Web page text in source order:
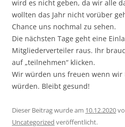
wird es nicht geben, da wir alle
wollten das Jahr nicht vorüber
Chance uns nochmal zu sehen.
Die nächsten Tage geht eine
Mitgliederverteiler raus. Ihr
auf „teilnehmen“ klicken.
Wir würden uns freuen wenn wir
würden. Bleibt gesund!
Dieser Beitrag wurde am 10.12.2020
Uncategorized veröffentlicht.